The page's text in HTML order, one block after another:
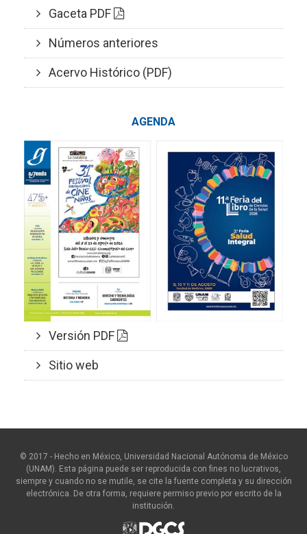
Gaceta PDF
Números anteriores
Acervo Histórico (PDF)
AGENDA
Versión PDF
Sitio web
© 2017 - Hecho en México, Universidad Nacional Autónoma de México
(UNAM). Esta página puede ser reproducida con fines no lucrativos,
siempre y cuando no se mutile, se cite la fuente completa y su dirección
electrónica. De otra forma, requiere permiso previo por escrito de la
institución.